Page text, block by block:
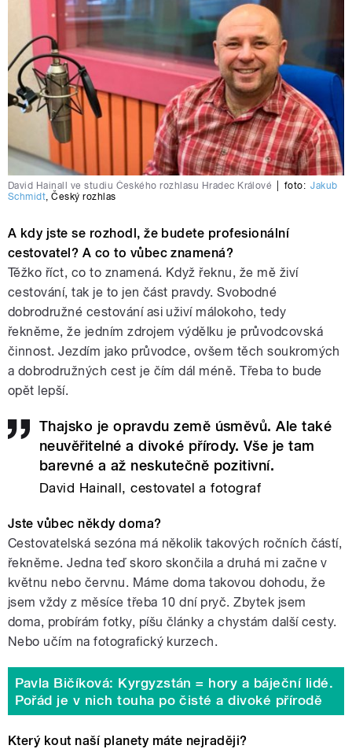
David Hainall ve studiu Českého rozhlasu Hradec Králové foto: Jakub
Schmidt,Český rozhlas
A kdy jste se rozhodl, že budete profesionální
cestovatel? A co to vůbec znamená?
Těžko říct, co to znamená. Když řeknu, že mě živí
cestování, tak je to jen část pravdy. Svobodné
dobrodružné cestování asi uživí málokoho, tedy
řekněme, že jedním zdrojem výdělku je průvodcovská
činnost. Jezdím jako průvodce, ovšem těch soukromých
a dobrodružných cest je čím dál méně. Třeba to bude
opět lepší.
Thajsko je opravdu země úsměvů. Ale také
neuvěřitelné a divoké přírody. Vše je tam
barevné a až neskutečně pozitivní.
David Hainall, cestovatel a fotograf
Jste vůbec někdy doma?
Cestovatelská sezóna má několik takových ročních částí,
řekněme. Jedna teď skoro skončila a druhá mi začne v
květnu nebo červnu. Máme doma takovou dohodu, že
jsem vždy z měsíce třeba 10 dní pryč. Zbytek jsem
doma, probírám fotky, píšu články a chystám další cesty.
Nebo učím na fotografický kurzech.
Pavla Bičíková: Kyrgyzstán = hory a báječní lidé.
Pořád je v nich touha po čisté a divoké přírodě
Který kout naší planety máte nejraději?